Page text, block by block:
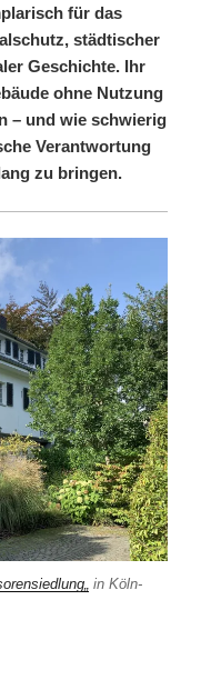
für das
städtischer
Geschichte. Ihr
ohne Nutzung
– und wie schwierig
Verantwortung
zu bringen.
„ in Köln-